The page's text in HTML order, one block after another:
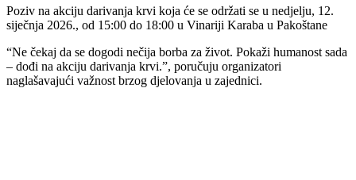
Poziv na akciju darivanja krvi koja će se održati se u nedjelju, 12.
siječnja 2026., od 15:00 do 18:00 u Vinariji Karaba u Pakoštane
“Ne čekaj da se dogodi nečija borba za život. Pokaži humanost sada
– dođi na akciju darivanja krvi.”, poručuju organizatori
naglašavajući važnost brzog djelovanja u zajednici.